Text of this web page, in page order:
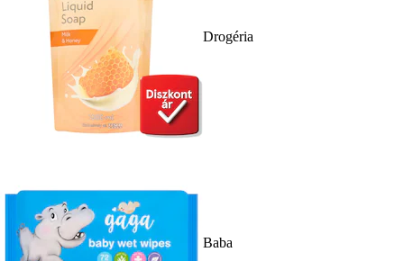
Drogéria
Baba